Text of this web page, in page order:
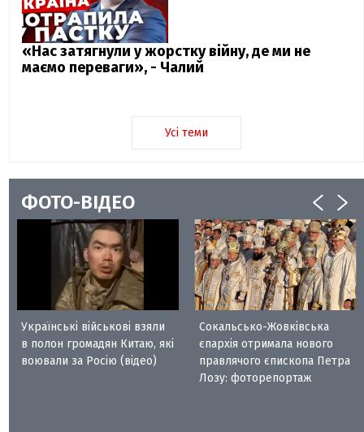
«Нас затягнули у жорстку війну, де ми не
маємо переваги», - Чалий
Усі теми
ФОТО-ВІДЕО
Українські військові взяли
в полон громадян Китаю, які
воювали за Росію (відео)
Сокальсько-Жовківська
єпархія отримала нового
правлячого єпископа Петра
Лозу: фоторепортаж